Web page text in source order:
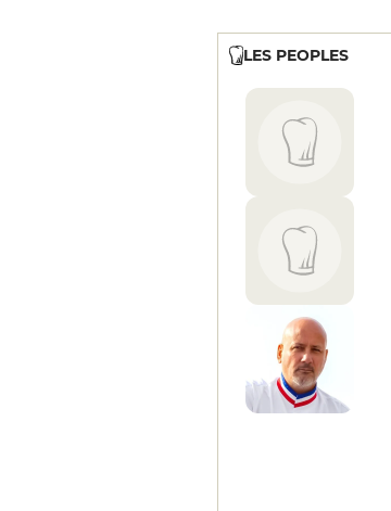
lumière, en majesté : le homard au
parfum de vanille granny à l'huile
gourmande, très enjôleuse, au vin
jaune, sur une galette soufflée au
vieux comté ; la langoustine,
préparée en raviole et commune à
parmesan, variant par la gelée
formant un voile, ici à la betterave :
le turbot paraît simple, au naturel,
avec un beurre blanc au yuzu et
est tout simplement préparé à la
perfection par les équipes d'Adrien
Delcourt, chef " antonien " revenu
au bercail après un séjour en
Australie. L'agneau est impeccable,
avec son jus gras, sa cuisson nette,
LES PEOPLES